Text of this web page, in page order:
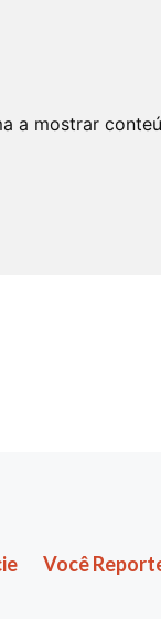
a mostrar
Você